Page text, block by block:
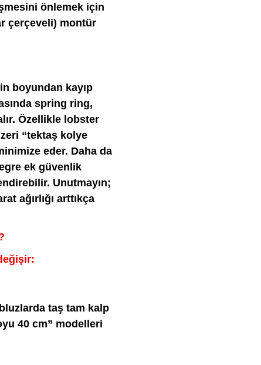
önlemek için
çerçeveli) montür
boyundan kayıp
spring ring,
Özellikle lobster
“tektaş kolye
eder. Daha da
ek güvenlik
Unutmayın;
ağırlığı arttıkça
taş tam kalp
40 cm” modelleri